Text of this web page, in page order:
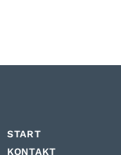
START
KONTAKT